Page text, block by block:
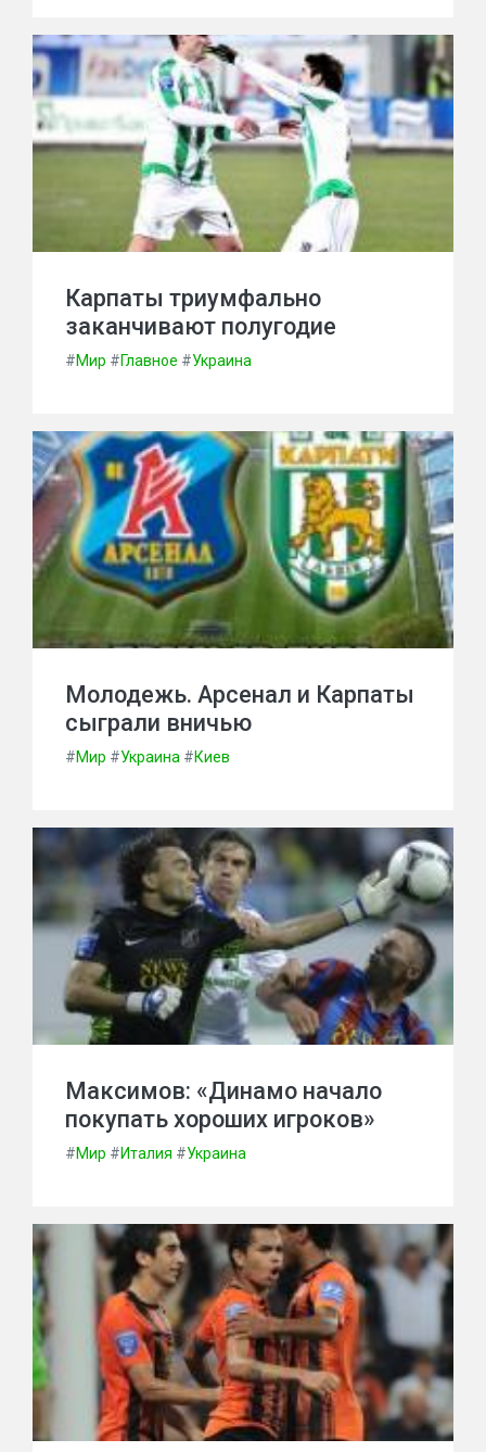
Карпаты триумфально
заканчивают полугодие
#Мир #Главное #Украина
Молодежь. Арсенал и Карпаты
сыграли вничью
#Мир #Украина #Киев
Максимов: «Динамо начало
покупать хороших игроков»
#Мир #Италия #Украина